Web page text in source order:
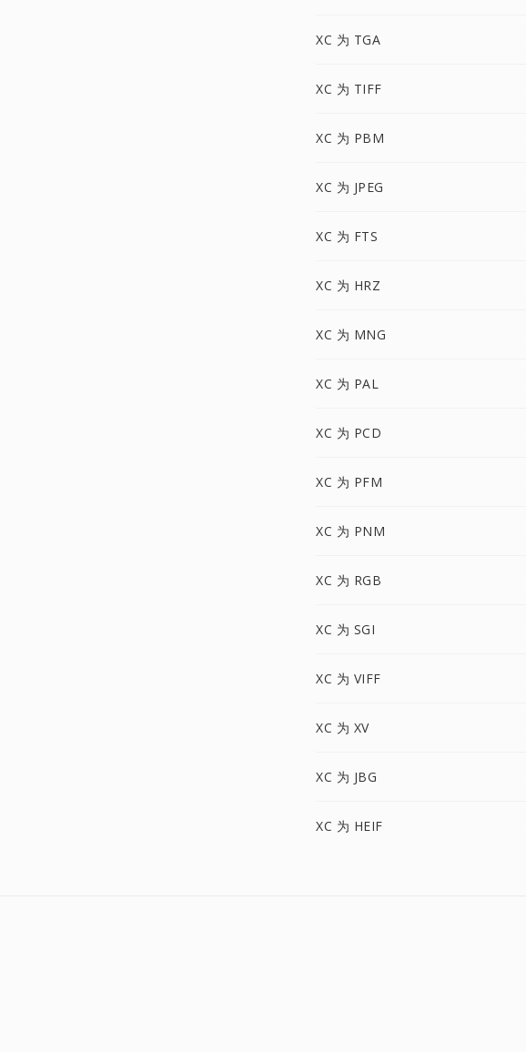
XC 为 TGA
XC 为 TIFF
XC 为 PBM
XC 为 JPEG
XC 为 FTS
XC 为 HRZ
XC 为 MNG
XC 为 PAL
XC 为 PCD
XC 为 PFM
XC 为 PNM
XC 为 RGB
XC 为 SGI
XC 为 VIFF
XC 为 XV
XC 为 JBG
XC 为 HEIF